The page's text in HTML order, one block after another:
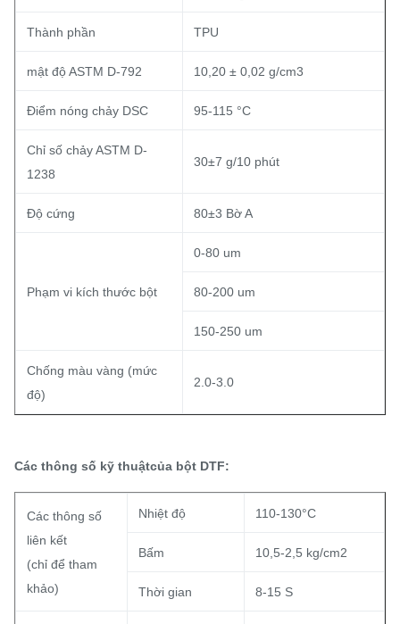
Thành phần TPU
mật độ ASTM D-792 10,20 ± 0,02 g/cm3
Điểm nóng chảy DSC 95-115 °C
Chỉ số chảy ASTM D-
1238
30±7 g/10 phút
Độ cứng 80±3 Bờ A
Phạm vi kích thước bột
0-80 um
80-200 um
150-250 um
Chống màu vàng (mức
độ)
2.0-3.0
Các thông số kỹ thuậtcủa bột DTF:
Các thông số
liên kết
(chỉ để tham
khảo)
Nhiệt độ 110-130°C
Bấm 10,5-2,5 kg/cm2
Thời gian 8-15 S